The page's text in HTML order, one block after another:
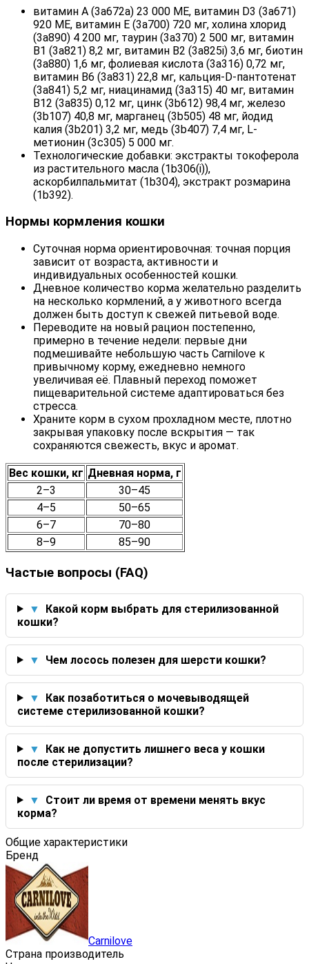
витамин A (3a672a) 23 000 МЕ, витамин D3 (3a671)
920 МЕ, витамин E (3a700) 720 мг, холина хлорид
(3a890) 4 200 мг, таурин (3a370) 2 500 мг, витамин
B1 (3a821) 8,2 мг, витамин B2 (3a825i) 3,6 мг, биотин
(3a880) 1,6 мг, фолиевая кислота (3a316) 0,72 мг,
витамин B6 (3a831) 22,8 мг, кальция-D-пантотенат
(3a841) 5,2 мг, ниацинамид (3a315) 40 мг, витамин
B12 (3a835) 0,12 мг, цинк (3b612) 98,4 мг, железо
(3b107) 40,8 мг, марганец (3b505) 48 мг, йодид
калия (3b201) 3,2 мг, медь (3b407) 7,4 мг, L-
метионин (3c305) 5 000 мг.
Технологические добавки: экстракты токоферола
из растительного масла (1b306(i)),
аскорбилпальмитат (1b304), экстракт розмарина
(1b392).
Нормы кормления кошки
Суточная норма ориентировочная: точная порция
зависит от возраста, активности и
индивидуальных особенностей кошки.
Дневное количество корма желательно разделить
на несколько кормлений, а у животного всегда
должен быть доступ к свежей питьевой воде.
Переводите на новый рацион постепенно,
примерно в течение недели: первые дни
подмешивайте небольшую часть Carnilove к
привычному корму, ежедневно немного
увеличивая её. Плавный переход поможет
пищеварительной системе адаптироваться без
стресса.
Храните корм в сухом прохладном месте, плотно
закрывая упаковку после вскрытия — так
сохраняются свежесть, вкус и аромат.
Вес кошки, кг Дневная норма, г
2–3
30–45
4–5
50–65
6–7
70–80
8–9
85–90
Частые вопросы (FAQ)
▼
Какой корм выбрать для стерилизованной
кошки?
▼ Чем лосось полезен для шерсти кошки?
▼
Как позаботиться о мочевыводящей
системе стерилизованной кошки?
▼
Как не допустить лишнего веса у кошки
после стерилизации?
▼
Стоит ли время от времени менять вкус
корма?
Общие характеристики
Бренд
Carnilove
Страна производитель